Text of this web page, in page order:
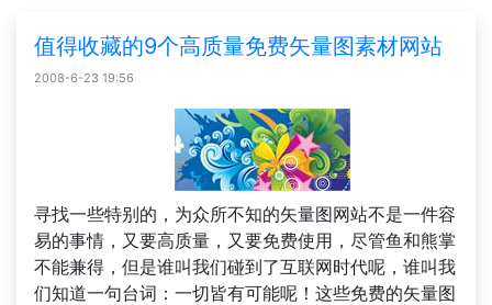
值得收藏的9个高质量免费矢量图素材网站
2008-6-23 19:56
寻找一些特别的，为众所不知的矢量图网站不是一件容
易的事情，又要高质量，又要免费使用，尽管鱼和熊掌
不能兼得，但是谁叫我们碰到了互联网时代呢，谁叫我
们知道一句台词：一切皆有可能呢！这些免费的矢量图